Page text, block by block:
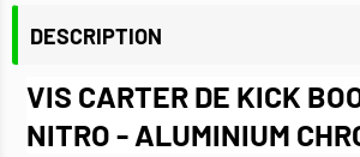
DESCRIPTION
VIS CARTER DE KICK
NITRO - ALUMINIUM